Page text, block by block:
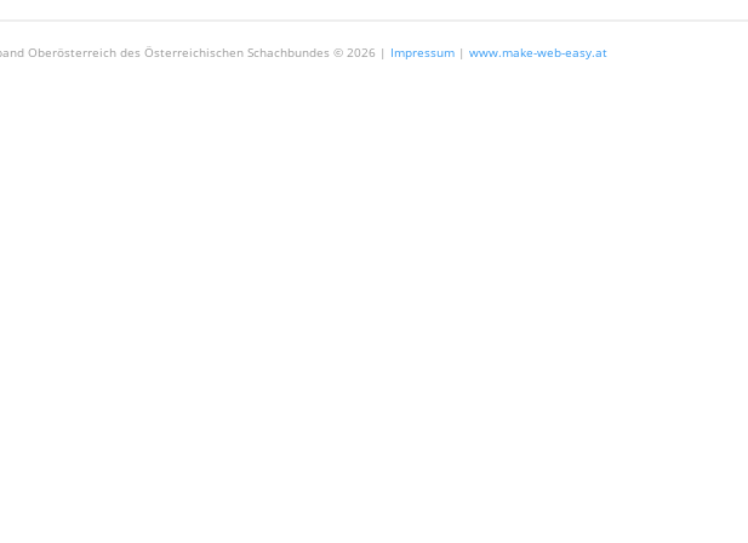
Oberösterreich des Österreichischen Schachbundes © 2026 | Impressum | www.make-web-easy.at